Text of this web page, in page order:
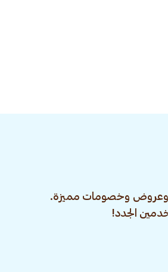
وعروض وخصومات مميزة.
الجدد!